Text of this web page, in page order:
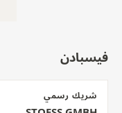
فيسبادن
شريك رسمي